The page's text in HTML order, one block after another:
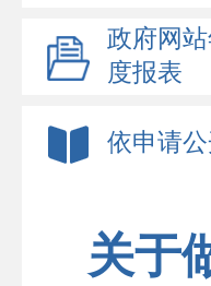
政府网
度报表
依申请
关于